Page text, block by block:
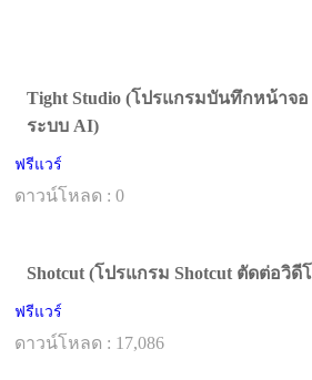
Tight Studio (โปรแกรมบันทึกหน้าจ
ระบบ AI)
ฟรีแวร์
ดาวน์โหลด : 0
Shotcut (โปรแกรม Shotcut ตัดต่อวิดี
ฟรีแวร์
ดาวน์โหลด : 17,086